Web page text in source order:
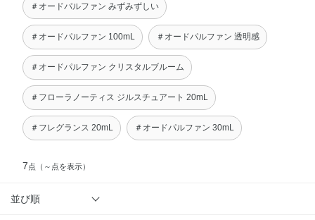
＃オードパルファン みずみずしい
＃オードパルファン 100mL ＃オードパルファン 透明感
＃オードパルファン クリスタルブルーム
＃フローラノーティス ジルスチュアート 20mL
＃フレグランス 20mL ＃オードパルファン 30mL
7点 （～点を表示）
並び順